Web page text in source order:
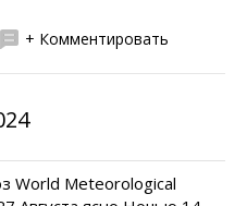
+ Комментировать
World Meteorological